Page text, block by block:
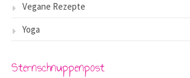
Vegane Rezepte
Yoga
Sternschnuppenpost